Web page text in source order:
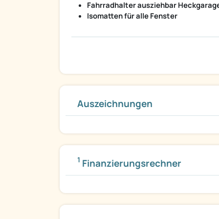
Fahrradhalter ausziehbar
Isomatten für alle Fenster
Auszeichnungen
1 Finanzierungsrechner